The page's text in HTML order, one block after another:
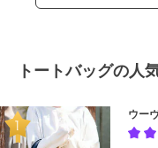
トートバッグの人
ウー